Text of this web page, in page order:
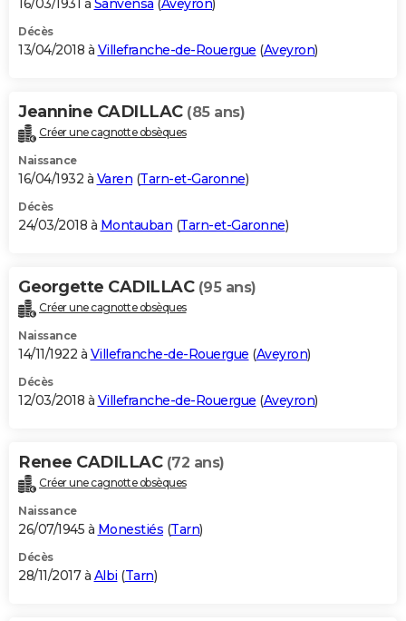
16/03/1931 à Sanvensa (Aveyron)
Décès
13/04/2018 à Villefranche-de-Rouergue (Aveyron)
Jeannine CADILLAC (85 ans)
Créer une cagnotte obsèques
Naissance
16/04/1932 à Varen (Tarn-et-Garonne)
Décès
24/03/2018 à Montauban (Tarn-et-Garonne)
Georgette CADILLAC (95 ans)
Créer une cagnotte obsèques
Naissance
14/11/1922 à Villefranche-de-Rouergue (Aveyron)
Décès
12/03/2018 à Villefranche-de-Rouergue (Aveyron)
Renee CADILLAC (72 ans)
Créer une cagnotte obsèques
Naissance
26/07/1945 à Monestiés (Tarn)
Décès
28/11/2017 à Albi (Tarn)